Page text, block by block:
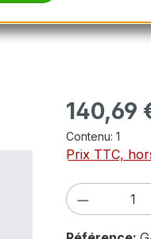
Prix régulier :
140,69
Contenu: 1
Prix TTC,
Quantité